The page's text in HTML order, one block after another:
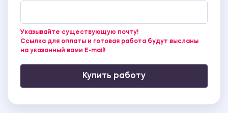
Указывайте существующую почту!
Ссылка для оплаты и готовая работа будут высланы
на указанный вами E-mail!
Купить работу